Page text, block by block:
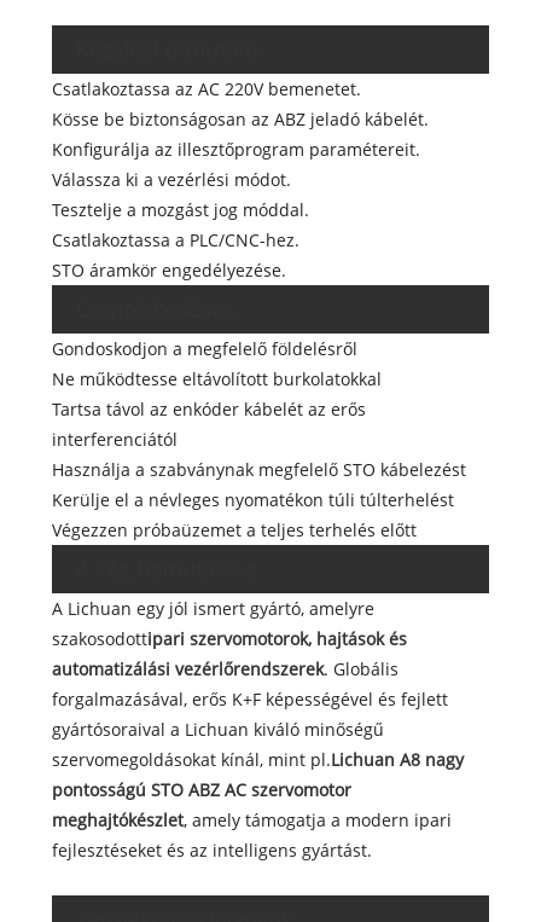
Csatlakoztassa az AC 220V bemenetet.
Kösse be biztonságosan az ABZ jeladó kábelét.
Konfigurálja az illesztőprogram paramétereit.
Válassza ki a vezérlési módot.
Tesztelje a mozgást jog móddal.
Csatlakoztassa a PLC/CNC-hez.
STO áramkör engedélyezése.
Gondoskodjon a megfelelő földelésről
Ne működtesse eltávolított burkolatokkal
Tartsa távol az enkóder kábelét az erős
interferenciától
Használja a szabványnak megfelelő STO kábelezést
Kerülje el a névleges nyomatékon túli túlterhelést
Végezzen próbaüzemet a teljes terhelés előtt
A Lichuan egy jól ismert gyártó, amelyre
szakosodottipari szervomotorok, hajtások és
automatizálási vezérlőrendszerek. Globális
forgalmazásával, erős K+F képességével és fejlett
gyártósoraival a Lichuan kiváló minőségű
szervomegoldásokat kínál, mint pl.Lichuan A8 nagy
pontosságú STO ABZ AC szervomotor
meghajtókészlet, amely támogatja a modern ipari
fejlesztéseket és az intelligens gyártást.